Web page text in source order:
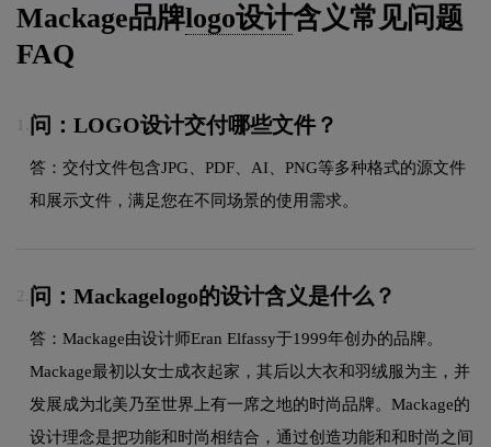
Mackage品牌logo设计含义常见问题
FAQ
问：LOGO设计交付哪些文件？
答：交付文件包含JPG、PDF、AI、PNG等多种格式的源文件
和展示文件，满足您在不同场景的使用需求。
2. 问：Mackagelogo的设计含义是什么？
答：Mackage由设计师Eran Elfassy于1999年创办的品牌。
Mackage最初以女士成衣起家，其后以大衣和羽绒服为主，并
发展成为北美乃至世界上有一席之地的时尚品牌。Mackage的
设计理念是把功能和时尚相结合，通过创造功能和和时尚之间